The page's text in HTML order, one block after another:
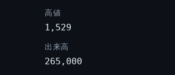
高値
1,529
出来高
265,000